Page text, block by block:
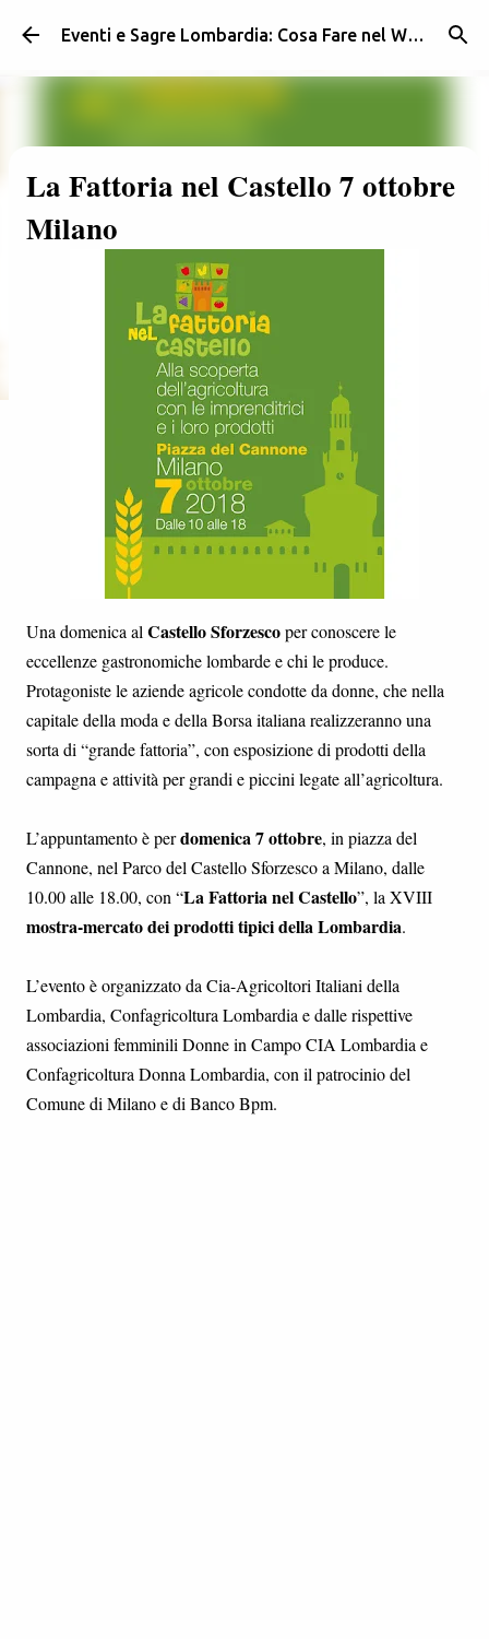
Passa ai contenuti principali Eventi e Sagre Lombardia: Cosa Fare nel Weekend | Weekendidea
La Fattoria nel Castello 7 ottobre
Milano
Una domenica al Castello Sforzescoper conoscere le
eccellenze gastronomiche lombarde e chi le produce.
Protagoniste le aziende agricole condotte da donne, che nella
capitale della moda e della Borsa italiana realizzeranno una
sorta di “grande fattoria”, con esposizione di prodotti della
campagna e attività per grandi e piccini legate all’agricoltura.
L’appuntamento è perdomenica 7 ottobre, in piazza del
Cannone, nel Parco del Castello Sforzesco a Milano, dalle
10.00 alle 18.00, con “La Fattoria nel Castello”, la XVIII
mostra-mercato dei prodotti tipici della Lombardia.
L’evento è organizzato da Cia-Agricoltori Italiani della
Lombardia, Confagricoltura Lombardia e dalle rispettive
associazioni femminili Donne in Campo CIA Lombardia e
Confagricoltura Donna Lombardia, con il patrocinio del
Comune di Milano e di Banco Bpm.